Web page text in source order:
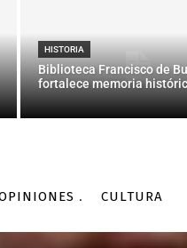
HISTORIA
Biblioteca Francisco de
fortalece memoria
CULTURA